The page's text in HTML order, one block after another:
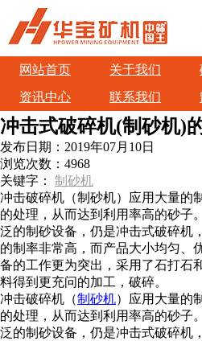
网站首页 关于我们
资讯中心
联系我们
冲击式破碎机(制砂机)
发布日期： 2019年07月10日
浏览次数： 4968
关键字： 制砂机
冲击破碎机（制砂机）应用大量的
的处理，从而达到利用率高的砂子
泛的制砂设备，仍是冲击式破碎机
的制率非常高，而产品大小均匀、
备的工作更为突出，采用了石打石
料得到更充问的加工，破碎。
冲击破碎机（制砂机）应用大量的
的处理，从而达到利用率高的砂子
泛的制砂设备，仍是冲击式破碎机